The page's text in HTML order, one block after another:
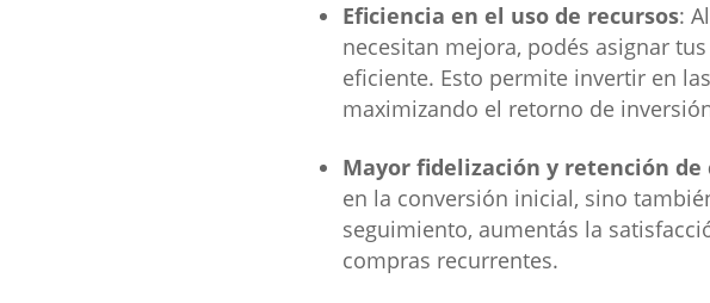
Eficiencia en el uso de recursos:
necesitan mejora, podés asignar
eficiente. Esto permite invertir en
maximizando el retorno de
Mayor fidelización y retención de
en la conversión inicial, sino
seguimiento, aumentás la
compras recurrentes.